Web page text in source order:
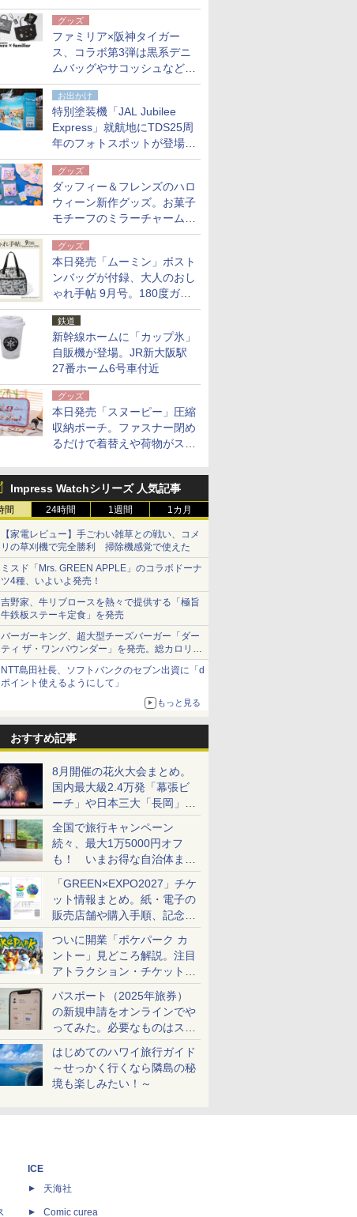
開発
グッズ
ファミリア×阪神タイガー
ス、コラボ第3弾は黒系デニ
ムバッグやサコッシュなど6
点。8月21日オンラインスト
アで発売
お出かけ
特別塗装機「JAL Jubilee
Express」就航地にTDS25周
年のフォトスポットが登場。
10月末まで青森空港に
グッズ
ダッフィー＆フレンズのハロ
ウィーン新作グッズ。お菓子
モチーフのミラーチャーム/
デザインポーチほか
グッズ
本日発売「ムーミン」ボスト
ンバッグが付録、大人のおし
ゃれ手帖 9月号。180度ガバ
ッと開いて大容量
鉄道
新幹線ホームに「カップ氷」
自販機が登場。JR新大阪駅
27番ホーム6号車付近
グッズ
本日発売「スヌーピー」圧縮
収納ポーチ。ファスナー閉め
るだけで着替えや荷物がスリ
Impress Watchシリーズ 人気記事
間 24時間 1週間 1カ月
【家電レビュー】手ごわい雑草との戦い、コメ
リの草刈機で完全勝利 掃除機感覚で使えた
ミスド「Mrs. GREEN APPLE」のコラボドーナ
ツ4種、いよいよ発売！
吉野家、牛リブロースを熱々で提供する「極旨
牛鉄板ステーキ定食」を発売
バーガーキング、超大型チーズバーガー「ダー
ティ ザ・ワンパウンダー」を発売。総カロリー
約1656kcal、総重量約527g！
NTT島田社長、ソフトバンクのセブン出資に「d
ポイント使えるようにして」
もっと見る
おすすめ記事
8月開催の花火大会まとめ。
国内最大級2.4万発「幕張ビ
ーチ」や日本三大「長岡」な
ど大型イベント目白押し！
全国で旅行キャンペーン
続々、最大1万5000円オフ
も！ いまお得な自治体まと
め
「GREEN×EXPO2027」チケ
ット情報まとめ。紙・電子の
販売店舗や購入手順、記念チ
ケットも解説
ついに開業「ポケパーク カ
ントー」見どころ解説。注目
アトラクション・チケット手
配・来場前に必要な準備は？
パスポート（2025年旅券）
の新規申請をオンラインでや
ってみた。必要なものはスマ
ホとマイナカードのみ
はじめてのハワイ旅行ガイド
～せっかく行くなら隣島の秘
境も楽しみたい！～
ICE
天海社
Comic curea